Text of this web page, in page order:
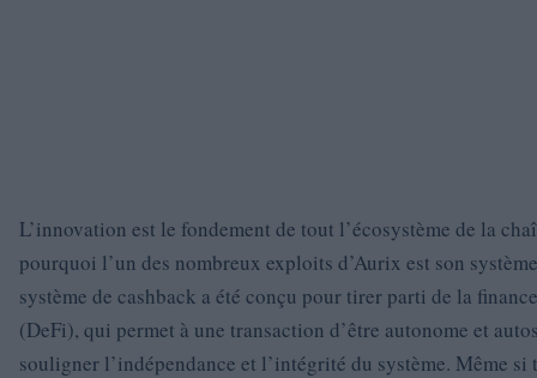
L’innovation est le fondement de tout l’écosystème de la
pourquoi l’un des nombreux exploits d’Aurix est son
système de cashback a été conçu pour tirer parti de la
(DeFi), qui permet à une transaction d’être autonome et
souligner l’indépendance et l’intégrité du système. Même si